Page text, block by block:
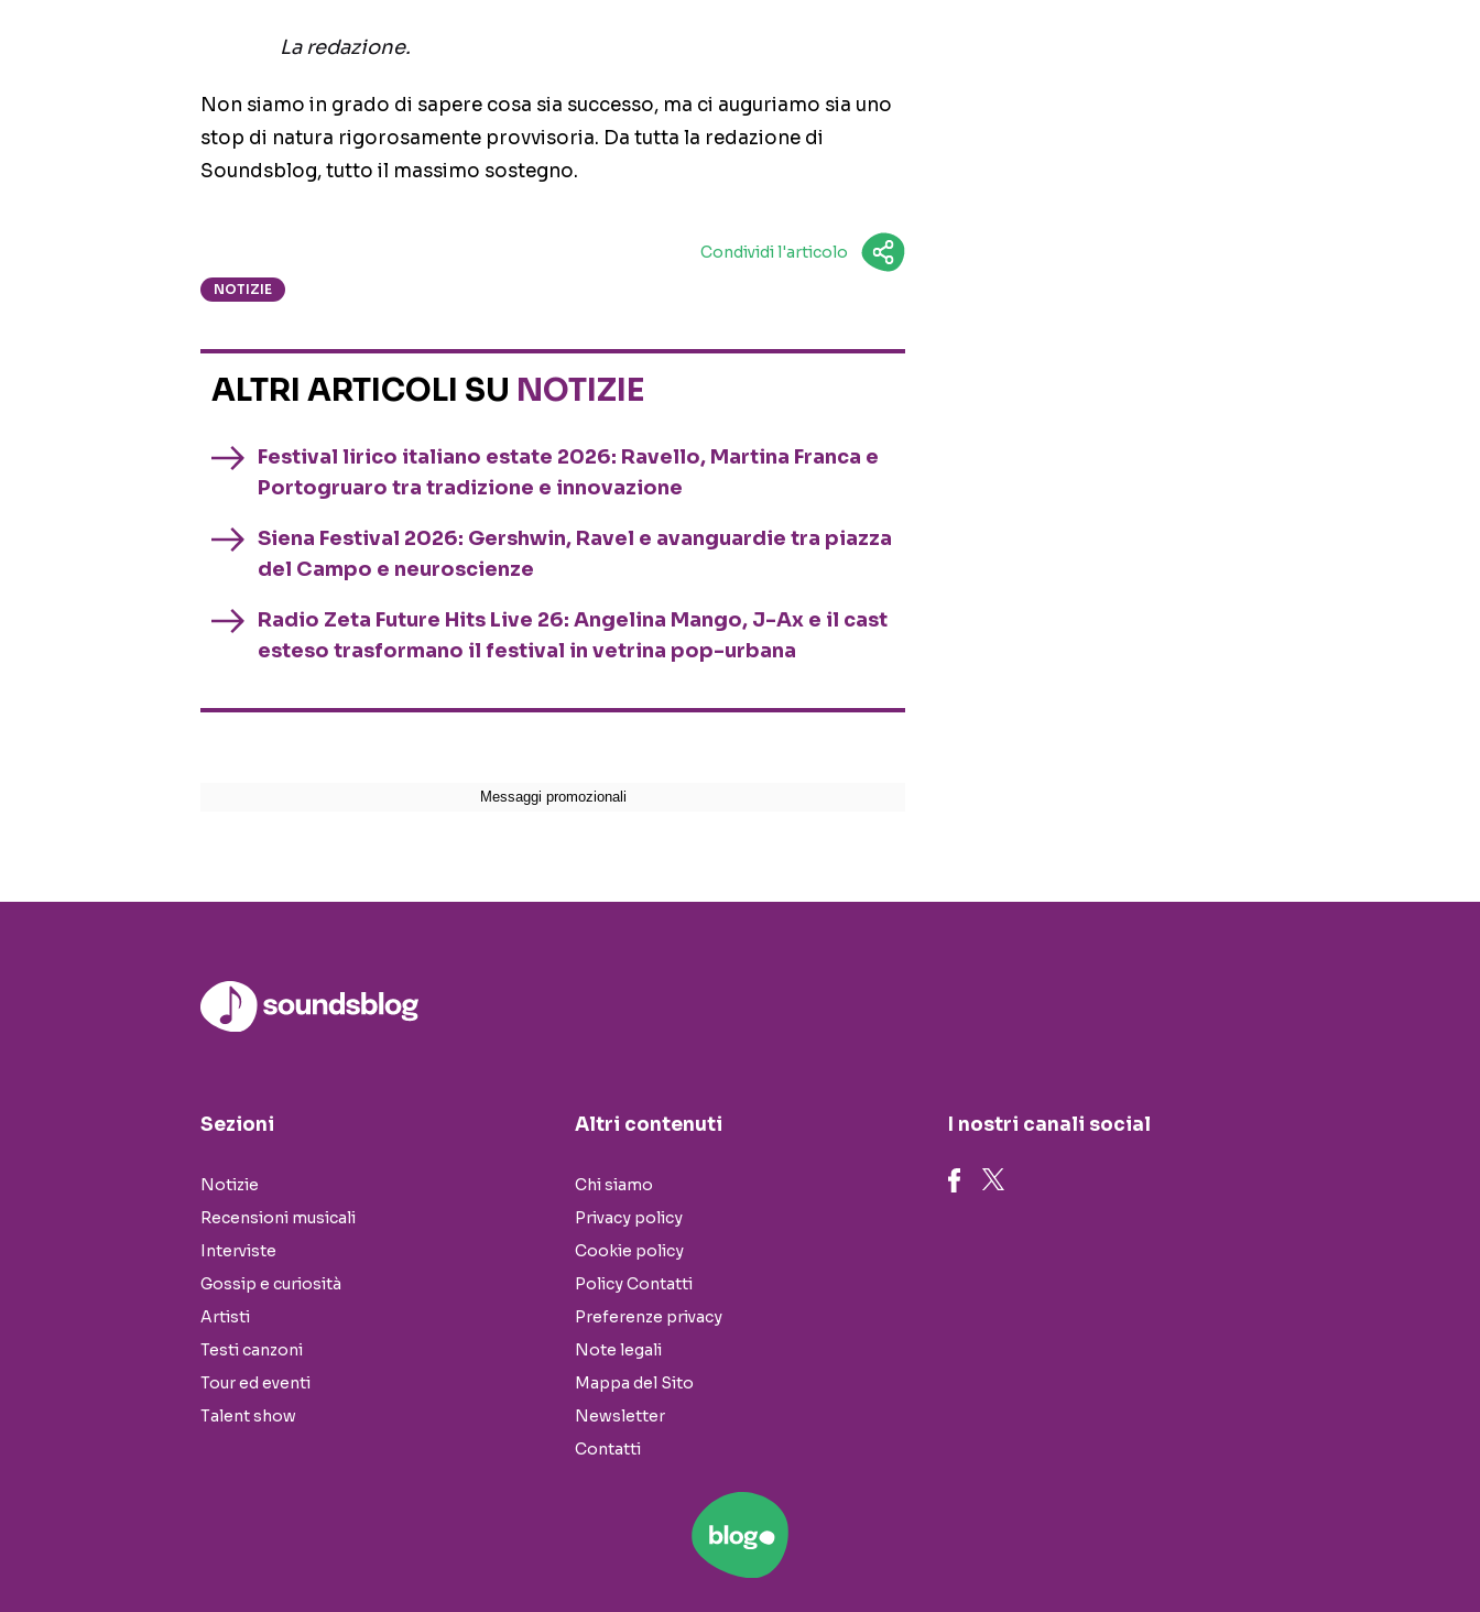
La redazione.
Non siamo in grado di sapere cosa sia successo, ma ci auguriamo sia uno
stop di natura rigorosamente provvisoria. Da tutta la redazione di
Soundsblog, tutto il massimo sostegno.
Condividi l'articolo
NOTIZIE
ALTRI ARTICOLI SU NOTIZIE
Festival lirico italiano estate 2026: Ravello, Martina Franca e
Portogruaro tra tradizione e innovazione
Siena Festival 2026: Gershwin, Ravel e avanguardie tra piazza
del Campo e neuroscienze
Radio Zeta Future Hits Live 26: Angelina Mango, J-Ax e il cast
esteso trasformano il festival in vetrina pop-urbana
Sezioni
Notizie
Recensioni musicali
Interviste
Gossip e curiosità
Artisti
Testi canzoni
Tour ed eventi
Talent show
Altri contenuti
Chi siamo
Privacy policy
Cookie policy
Policy Contatti
Preferenze privacy
Note legali
Mappa del Sito
Newsletter
Contatti
I nostri canali social